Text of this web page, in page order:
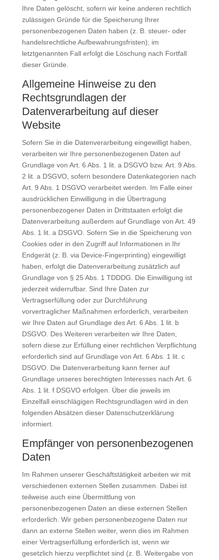
Ihre Daten gelöscht, sofern wir keine anderen rechtlich
zulässigen Gründe für die Speicherung Ihrer
personenbezogenen Daten haben (z. B. steuer- oder
handelsrechtliche Aufbewahrungsfristen); im
letztgenannten Fall erfolgt die Löschung nach Fortfall
dieser Gründe.
Allgemeine Hinweise zu den
Rechtsgrundlagen der
Datenverarbeitung auf dieser
Website
Sofern Sie in die Datenverarbeitung eingewilligt haben,
verarbeiten wir Ihre personenbezogenen Daten auf
Grundlage von Art. 6 Abs. 1 lit. a DSGVO bzw. Art. 9 Abs.
2 lit. a DSGVO, sofern besondere Datenkategorien nach
Art. 9 Abs. 1 DSGVO verarbeitet werden. Im Falle einer
ausdrücklichen Einwilligung in die Übertragung
personenbezogener Daten in Drittstaaten erfolgt die
Datenverarbeitung außerdem auf Grundlage von Art. 49
Abs. 1 lit. a DSGVO. Sofern Sie in die Speicherung von
Cookies oder in den Zugriff auf Informationen in Ihr
Endgerät (z. B. via Device-Fingerprinting) eingewilligt
haben, erfolgt die Datenverarbeitung zusätzlich auf
Grundlage von § 25 Abs. 1 TDDDG. Die Einwilligung ist
jederzeit widerrufbar. Sind Ihre Daten zur
Vertragserfüllung oder zur Durchführung
vorvertraglicher Maßnahmen erforderlich, verarbeiten
wir Ihre Daten auf Grundlage des Art. 6 Abs. 1 lit. b
DSGVO. Des Weiteren verarbeiten wir Ihre Daten,
sofern diese zur Erfüllung einer rechtlichen Verpflichtung
erforderlich sind auf Grundlage von Art. 6 Abs. 1 lit. c
DSGVO. Die Datenverarbeitung kann ferner auf
Grundlage unseres berechtigten Interesses nach Art. 6
Abs. 1 lit. f DSGVO erfolgen. Über die jeweils im
Einzelfall einschlägigen Rechtsgrundlagen wird in den
folgenden Absätzen dieser Datenschutzerklärung
informiert.
Empfänger von personenbezogenen
Daten
Im Rahmen unserer Geschäftstätigkeit arbeiten wir mit
verschiedenen externen Stellen zusammen. Dabei ist
teilweise auch eine Übermittlung von
personenbezogenen Daten an diese externen Stellen
erforderlich. Wir geben personenbezogene Daten nur
dann an externe Stellen weiter, wenn dies im Rahmen
einer Vertragserfüllung erforderlich ist, wenn wir
gesetzlich hierzu verpflichtet sind (z. B. Weitergabe von